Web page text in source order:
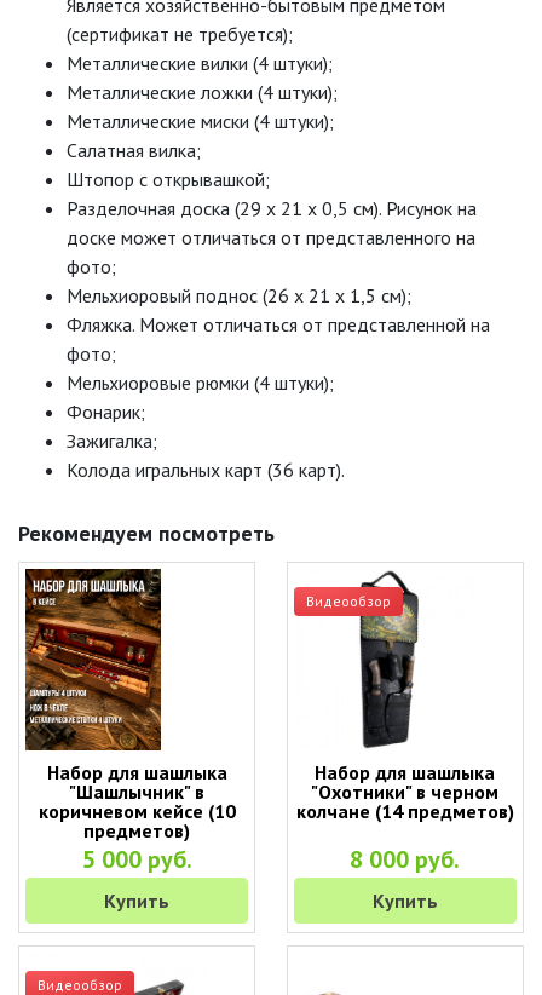
Является хозяйственно-бытовым предметом
(сертификат не требуется);
Металлические вилки (4 штуки);
Металлические ложки (4 штуки);
Металлические миски (4 штуки);
Салатная вилка;
Штопор с открывашкой;
Разделочная доска (29 х 21 х 0,5 см). Рисунок на
доске может отличаться от представленного на
фото;
Мельхиоровый поднос (26 х 21 х 1,5 см);
Фляжка. Может отличаться от представленной на
фото;
Мельхиоровые рюмки (4 штуки);
Фонарик;
Зажигалка;
Колода игральных карт (36 карт).
Рекомендуем посмотреть
Набор для шашлыка
"Шашлычник" в
коричневом кейсе (10
предметов)
5 000 руб.
Купить
Видеообзор
Набор для шашлыка
"Охотники" в черном
колчане (14 предметов)
8 000 руб.
Купить
Видеообзор